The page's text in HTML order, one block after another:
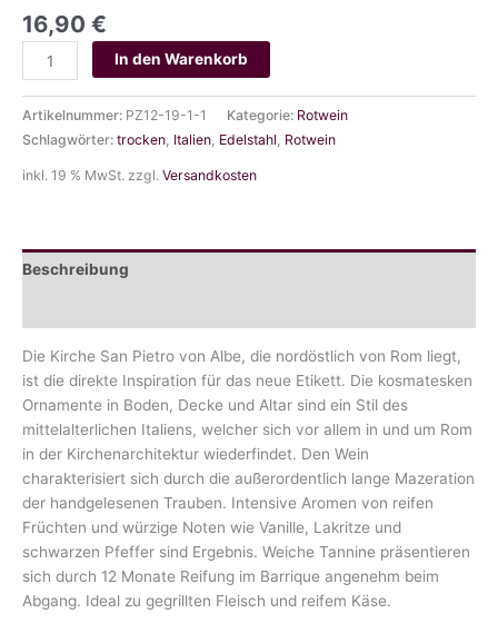
16,90 €
SISTINA
RISERVA
DOC
MONTEPULCIANO
D'ABRUZZO
Menge
In den Warenkorb
Artikelnummer: PZ12-19-1-1 Kategorie: Rotwein
Schlagwörter: trocken, Italien, Edelstahl, Rotwein
inkl. 19 % MwSt. zzgl. Versandkosten
Beschreibung
Die Kirche San Pietro von Albe, die nordöstlich von Rom liegt,
ist die direkte Inspiration für das neue Etikett. Die kosmatesken
Ornamente in Boden, Decke und Altar sind ein Stil des
mittelalterlichen Italiens, welcher sich vor allem in und um Rom
in der Kirchenarchitektur wiederfindet. Den Wein
charakterisiert sich durch die außerordentlich lange Mazeration
der handgelesenen Trauben. Intensive Aromen von reifen
Früchten und würzige Noten wie Vanille, Lakritze und
schwarzen Pfeffer sind Ergebnis. Weiche Tannine präsentieren
sich durch 12 Monate Reifung im Barrique angenehm beim
Abgang. Ideal zu gegrillten Fleisch und reifem Käse.